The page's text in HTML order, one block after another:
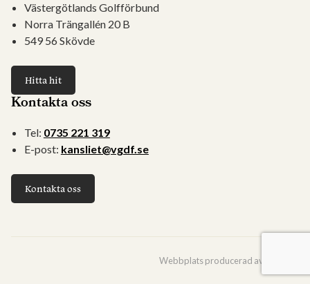
Västergötlands Golfförbund
Norra Trängallén 20 B
549 56 Skövde
Hitta hit
Kontakta oss
Tel: 0735 221 319
E-post: kansliet@vgdf.se
Kontakta oss
Webbplats producerad av